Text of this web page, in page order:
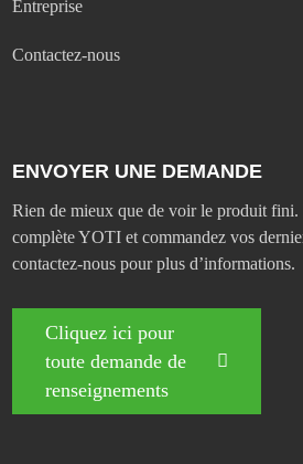
Entreprise
Contactez-nous
ENVOYER UNE DEMANDE
Rien de mieux que de voir le produit fini.
complète YOTI et commandez vos
contactez-nous pour plus d’informations.
Cliquez ici pour
toute demande de
renseignements